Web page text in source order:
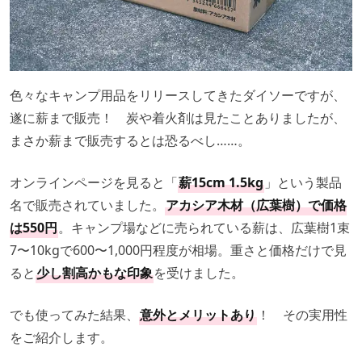
色々なキャンプ用品をリリースしてきたダイソーですが、
遂に薪まで販売！ 炭や着火剤は見たことありましたが、
まさか薪まで販売するとは恐るべし……。
オンラインページを見ると「薪15cm 1.5kg 」という製品
名で販売されていました。 アカシア木材（広葉樹）で価格
は550円。キャンプ場などに売られている薪は、広葉樹1束
7〜10kgで600〜1,000円程度が相場。重さと価格だけで見
ると少し割高かもな印象を受けました。
でも使ってみた結果、 意外とメリットあり ！ その実用性
をご紹介します。